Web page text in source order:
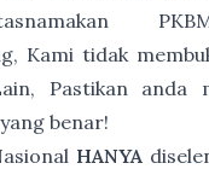
Kami tidak
Pastikan anda
benar!
HANYA